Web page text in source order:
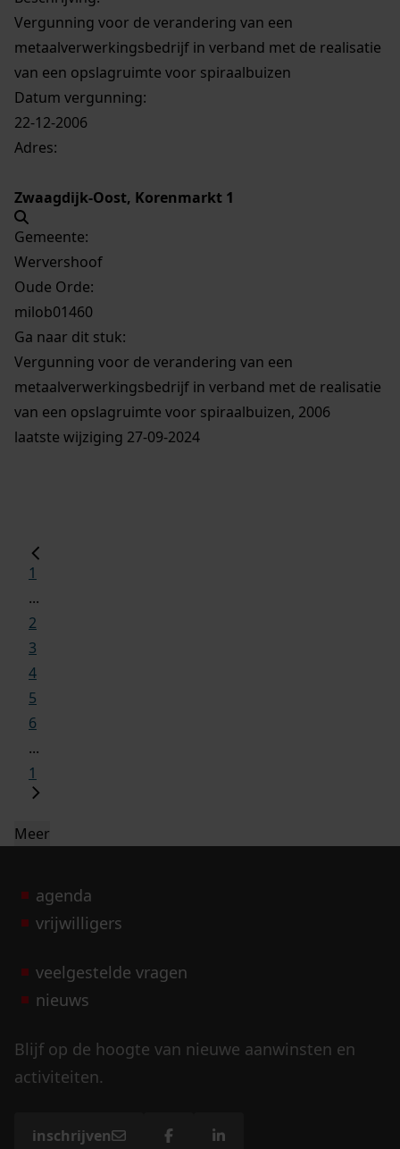
Vergunning voor de verandering van een
metaalverwerkingsbedrijf in verband met de realisatie
van een opslagruimte voor spiraalbuizen
Datum vergunning:
22-12-2006
Adres:
Zwaagdijk-Oost, Korenmarkt 1
Gemeente:
Wervershoof
Oude Orde:
milob01460
Ga naar dit stuk:
Vergunning voor de verandering van een
metaalverwerkingsbedrijf in verband met de realisatie
van een opslagruimte voor spiraalbuizen, 2006
laatste wijziging 27-09-2024
1
...
2
3
4
5
6
...
1
Meer
agenda
vrijwilligers
veelgestelde vragen
nieuws
Blijf op de hoogte van nieuwe aanwinsten en
activiteiten.
inschrijven